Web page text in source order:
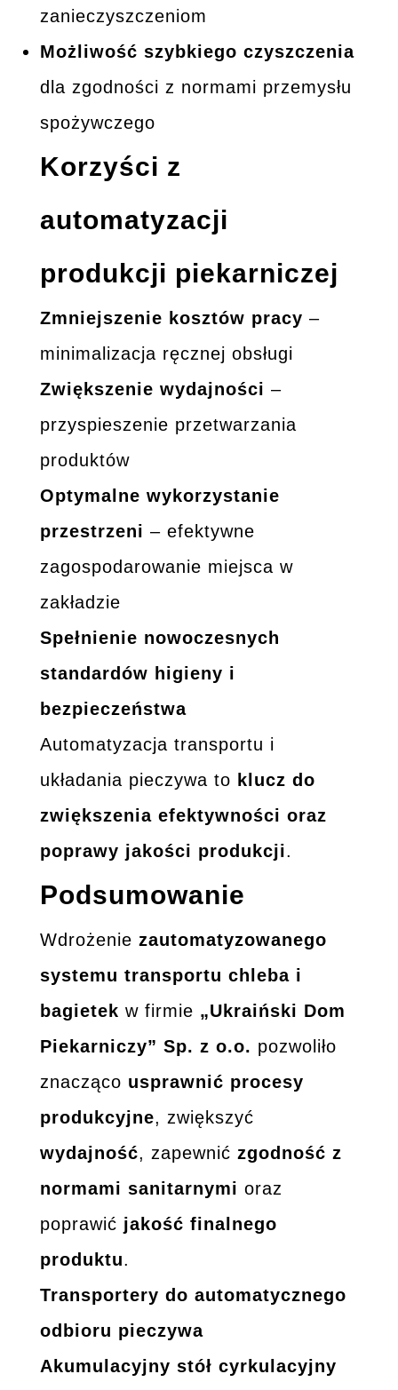
zanieczyszczeniom
Możliwość szybkiego czyszczenia
dla zgodności z normami przemysłu
spożywczego
Korzyści z
automatyzacji
produkcji piekarniczej
Zmniejszenie kosztów pracy –
minimalizacja ręcznej obsługi
Zwiększenie wydajności –
przyspieszenie przetwarzania
produktów
Optymalne wykorzystanie
przestrzeni – efektywne
zagospodarowanie miejsca w
zakładzie
Spełnienie nowoczesnych
standardów higieny i
bezpieczeństwa
Automatyzacja transportu i
układania pieczywa to klucz do
zwiększenia efektywności oraz
poprawy jakości produkcji.
Podsumowanie
Wdrożenie zautomatyzowanego
systemu transportu chleba i
bagietek w firmie „Ukraiński Dom
Piekarniczy” Sp. z o.o. pozwoliło
znacząco usprawnić procesy
produkcyjne, zwiększyć
wydajność, zapewnić zgodność z
normami sanitarnymi oraz
poprawić jakość finalnego
produktu.
Transportery do automatycznego
odbioru pieczywa
Akumulacyjny stół cyrkulacyjny